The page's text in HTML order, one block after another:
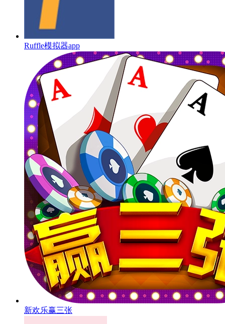
Ruffle模拟器app
新欢乐赢三张